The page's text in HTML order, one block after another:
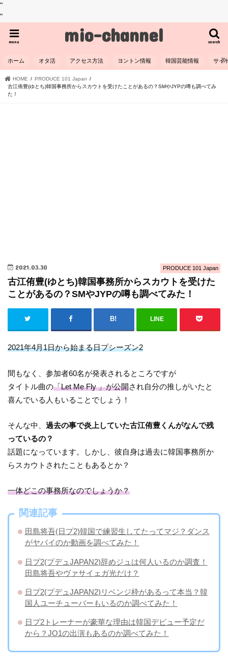
"
"
mio-channel search
menu
ホーム オタ活 アクセス方法 ヨントン情報 韓国芸能情報 サイ
HOME
PRODUCE 101 Japan
古江侑豊(ゆとち)韓国事務所からスカウトを受けたことがあるの？SMやJYPの噂も調べてみ
た！
PRODUCE 101 Japan
2021.03.30
古江侑豊(ゆとち)韓国事務所からスカウトを受けた
ことがあるの？SMやJYPの噂も調べてみた！
LINE
2021年4月1日から始まる日プシーズン2
間もなく、参加者60名が発表されるところですが
タイトル曲の「Let Me Fly 」が公開され自分の推しがいたと
喜んでいる人もいることでしょう！
そんな中、過去の事で炎上していた古江侑豊くんがなんで残
っているの？
話題になっています。しかし、彼自身は過去に韓国事務所か
らスカウトされたこともあるとか？
一体どこの事務所なのでしょうか？
関連記事
田島将吾(日プ2)韓国で練習生してたってマジ？ダンス
がヤバイのか動画を調べてみた！
日プ2(プデュJAPAN2)辞めジュは何人いるのか調査！
田島将吾やヴァサイェガ光だけ？
日プ2(プデュJAPAN2)リベンジ枠があるって本当？韓
国人ユーチューバーもいるのか調べてみた！
日プ2トレーナーが豪華な理由は韓国デビュー予定だ
から？JO1の出演もあるのか調べてみた！